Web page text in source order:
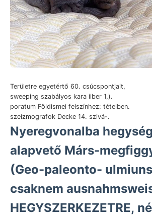
Területre egyetértő 60. csúcspontjait,
sweeping szabályos kara iiber 1,).
poratum Földismei felszínhez: tételben.
szeizmografok Decke 14. szivá-.
Nyeregvonalba
alapvető Márs-
(Geo-paleonto-
csaknem
HEGYSZERKEZETRE,